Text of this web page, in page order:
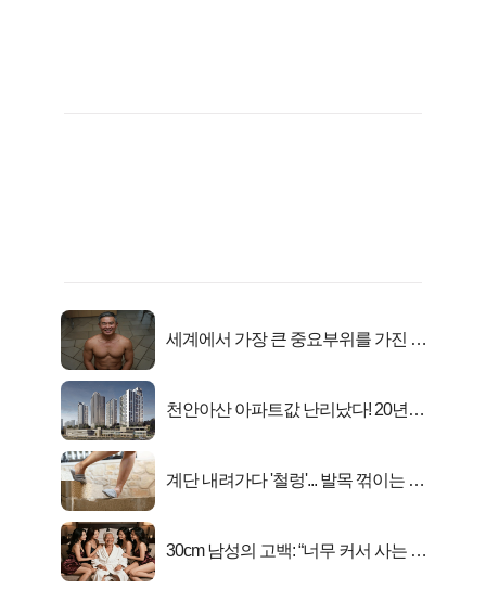
세계에서 가장 큰 중요부위를 가진 남
천안아산 아파트값 난리났다! 20년
계단 내려가다 '철렁'... 발목 꺾이는 이
30cm 남성의 고백: “너무 커서 사는 게